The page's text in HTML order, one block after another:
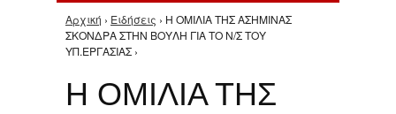
Είστε εδώ
Αρχική › Ειδήσεις › H ΟΜΙΛΙΑ ΤΗΣ ΑΣΗΜΙΝΑΣ
ΣΚΟΝΔΡΑ ΣΤΗΝ ΒΟΥΛΗ ΓΙΑ ΤΟ Ν/Σ ΤΟΥ
ΥΠ.ΕΡΓΑΣΙΑΣ ›
H ΟΜΙΛΙΑ ΤΗΣ